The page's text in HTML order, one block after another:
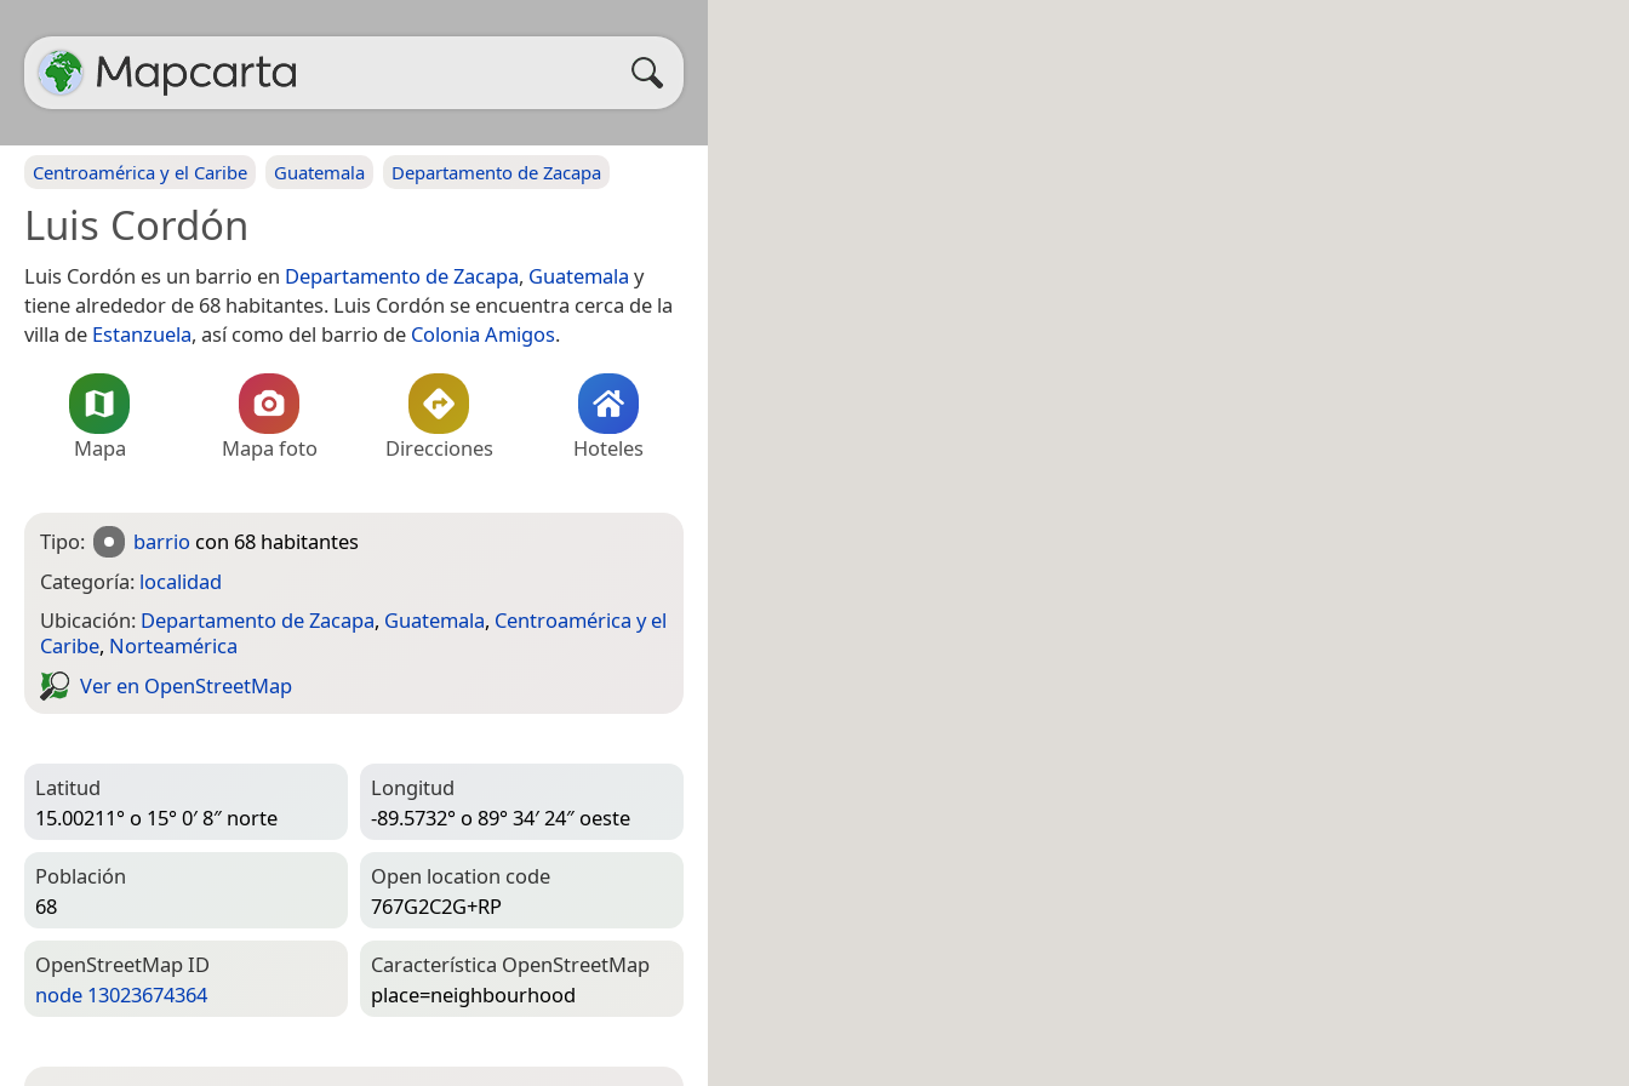
Centroamérica y el Caribe Guatemala Departamento de Zacapa
Luis Cordón
Luis Cordón es un barrio en Departamento de Zacapa, Guatemala y
tiene alrededor de 68 habitantes. Luis Cordón se encuentra cerca de la
villa de Estanzuela, así como del barrio de Colonia Amigos.
Mapa Mapa foto Direcciones Hoteles
Tipo: barrio con 68 habitantes
Categoría: localidad
Ubicación: Departamento de Zacapa, Guatemala, Centroamérica y el
Caribe, Norteamérica
Ver en Open­Street­Map
Latitud
15.00211° o 15° 0′ 8″ norte
Longitud
-89.5732° o 89° 34′ 24″ oeste
Población
68
Open location code
767G2C2G+RP
Open­Street­Map ID
node 13023674364
Característica Open­Street­Map
place=­neighbourhood